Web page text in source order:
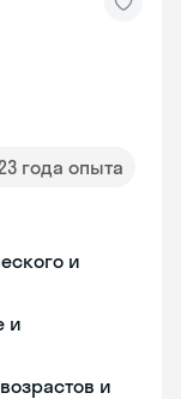
года опыта
и
и
и